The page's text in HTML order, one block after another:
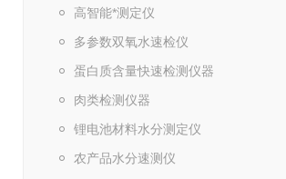
高智能*测定仪
多参数双氧水速检仪
蛋白质含量快速检测仪器
肉类检测仪器
锂电池材料水分测定仪
农产品水分速测仪